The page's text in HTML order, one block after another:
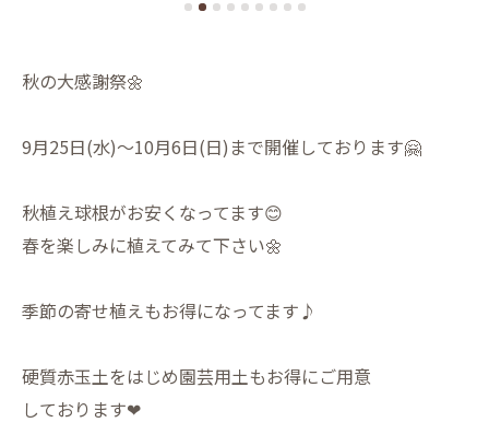
秋の大感謝祭🌼
9月25日(水)〜10月6日(日)まで開催しております🤗
秋植え球根がお安くなってます😊
春を楽しみに植えてみて下さい🌼
季節の寄せ植えもお得になってます♪
硬質赤玉土をはじめ園芸用土もお得にご用意
しております❤︎